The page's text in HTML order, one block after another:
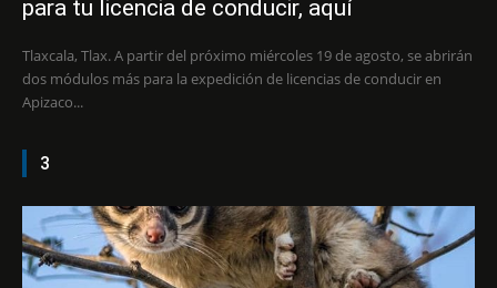
para tu licencia de conducir, aquí
Tlaxcala, Tlax. A partir del próximo miércoles 19 de agosto, se abrirán
dos módulos más para la expedición de licencias de conducir en
Apizaco...
3